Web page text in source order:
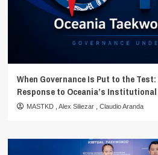
When Governance Is Put to the
Response to Oceania’s
MASTKD Alex Siliezar Claudio Aranda